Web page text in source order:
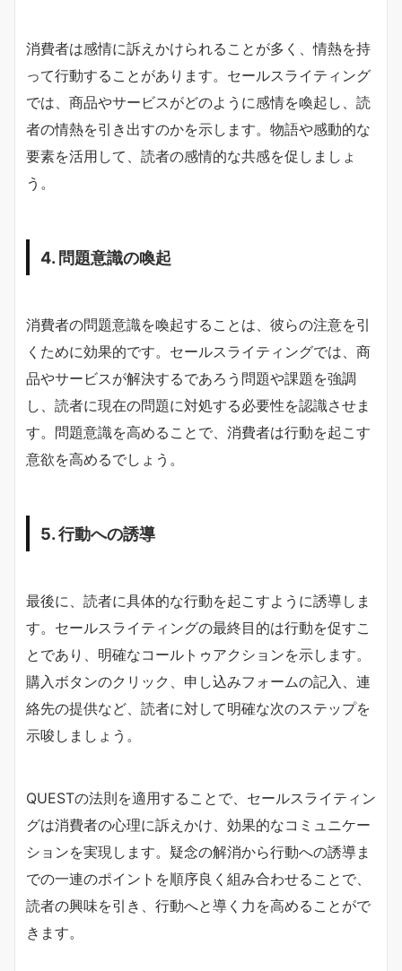
消費者は感情に訴えかけられることが多く、情熱を持
って行動することがあります。セールスライティング
では、商品やサービスがどのように感情を喚起し、読
者の情熱を引き出すのかを示します。物語や感動的な
要素を活用して、読者の感情的な共感を促しましょ
う。
4. 問題意識の喚起
消費者の問題意識を喚起することは、彼らの注意を引
くために効果的です。セールスライティングでは、商
品やサービスが解決するであろう問題や課題を強調
し、読者に現在の問題に対処する必要性を認識させま
す。問題意識を高めることで、消費者は行動を起こす
意欲を高めるでしょう。
5. 行動への誘導
最後に、読者に具体的な行動を起こすように誘導しま
す。セールスライティングの最終目的は行動を促すこ
とであり、明確なコールトゥアクションを示します。
購入ボタンのクリック、申し込みフォームの記入、連
絡先の提供など、読者に対して明確な次のステップを
示唆しましょう。
QUESTの法則を適用することで、セールスライティン
グは消費者の心理に訴えかけ、効果的なコミュニケー
ションを実現します。疑念の解消から行動への誘導ま
での一連のポイントを順序良く組み合わせることで、
読者の興味を引き、行動へと導く力を高めることがで
きます。